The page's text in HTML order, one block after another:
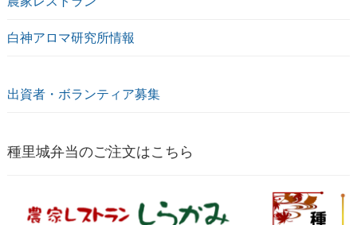
白神アロマ研究所情報
出資者・ボランティア募集
種里城弁当のご注文はこちら